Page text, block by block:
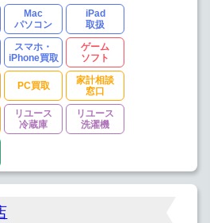
Mac
パソコン
iPad
取扱
スマホ・
iPhone買取
ゲーム
ソフト
PC買取
家計相談
窓口
リユース
冷蔵庫
リユース
洗濯機